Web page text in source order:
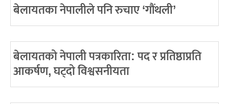
बेलायतका नेपालीले पनि रुचाए ‘गौंथली’
बेलायतको नेपाली पत्रकारिता: पद र प्रतिष्ठाप्रति
आकर्षण, घट्दो विश्वसनीयता